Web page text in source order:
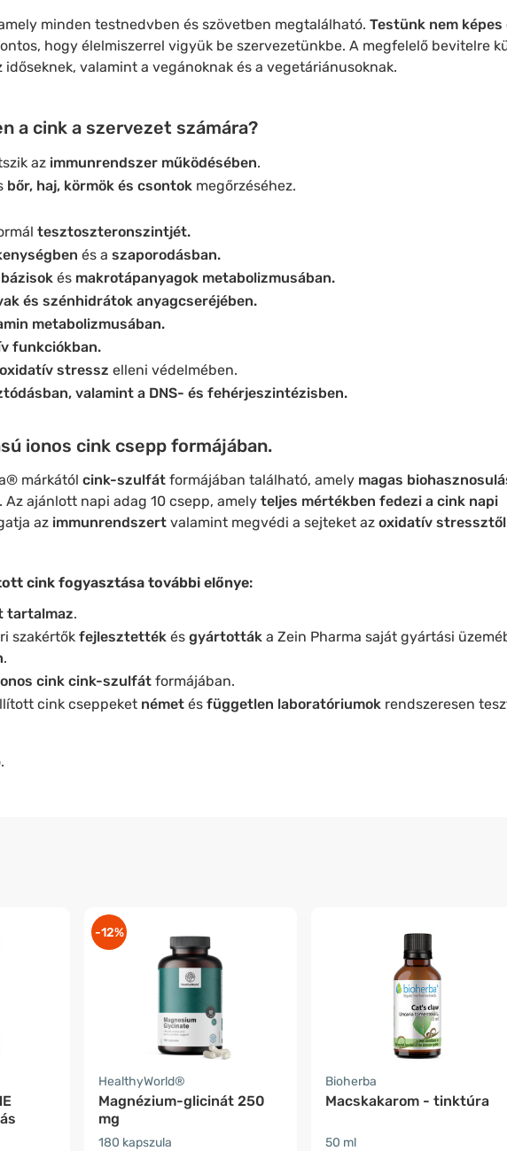
minden testnedvben és szövetben megtalálható. Testünk nem képes
hogy élelmiszerrel vigyük be szervezetünkbe. A megfelelő bevitelre
valamint a vegánoknak és a vegetáriánusoknak.
a cink a szervezet számára?
azimmunrendszer működésében.
bőr, haj, körmök és csontokmegőrzéséhez.
tesztoszteronszintjét.
és a szaporodásban.
ésmakrotápanyagok metabolizmusában.
és szénhidrátok anyagcseréjében.
metabolizmusában.
funkciókban.
stressz elleni védelmében.
valamint a DNS- és fehérjeszintézisben.
ionos cink csepp formájában.
márkától cink-szulfátformájában található, amely magas
ajánlott napi adag 10 csepp, amely teljes mértékben fedezi a cink napi
az immunrendszert valamint megvédi a sejteket az oxidatív
cink fogyasztása további előnye:
tartalmaz.
szakértők fejlesztették és gyártották a Zein Pharma saját gyártási
.
cink cink-szulfát formájában.
cink cseppeket német és független laboratóriumok rendszeresen
-12%
HealthyWorld®
Magnézium-glicinát 250
mg
180 kapszula
Bioherba
Macskakarom - tinktúra
50 ml